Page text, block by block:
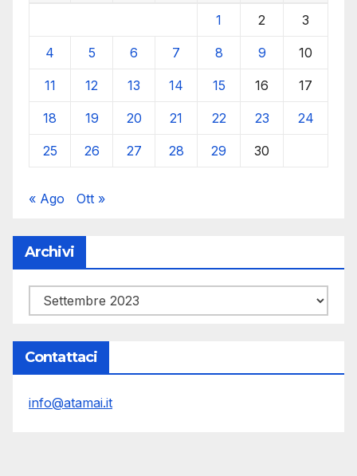
1 2 3
4 5 6 7 8 9 10
11 12 13 14 15 16 17
18 19 20 21 22 23 24
25 26 27 28 29 30
« Ago Ott »
Archivi
Archivi
Contattaci
info@atamai.it